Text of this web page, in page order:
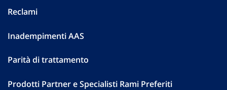
Reclami
Inadempimenti AAS
Parità di trattamento
Prodotti Partner e Specialisti Rami Preferiti